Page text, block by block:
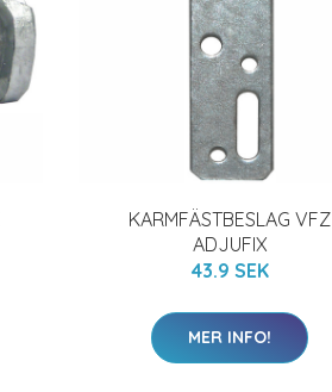
KARMFÄSTBESLAG VFZ
ADJUFIX
43.9 SEK
MER INFO!